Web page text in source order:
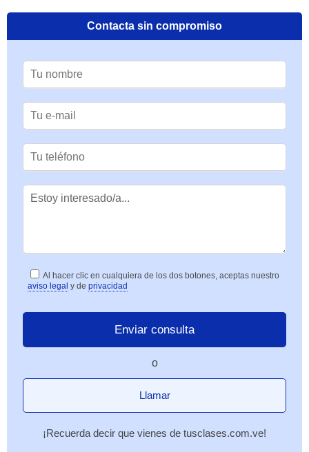
Contacta sin compromiso
Al hacer clic en cualquiera de los dos botones, aceptas nuestro
aviso legal y de privacidad
o
Llamar
¡Recuerda decir que vienes de tusclases.com.ve!